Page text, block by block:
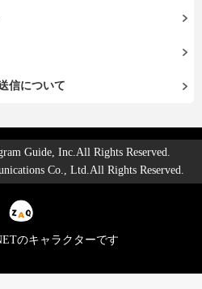
信について
Guide, Inc.All Rights Reserved.
Co., Ltd.All Rights Reserved.
のキャラクターです